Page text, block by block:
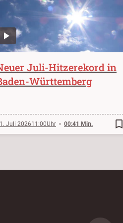
Juli-Hitzerekord in
Württemberg
Juli 202611:00 00:41 Min. bookmark_border